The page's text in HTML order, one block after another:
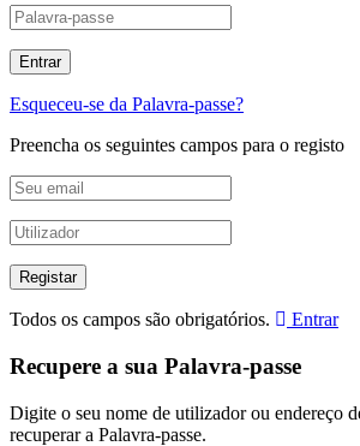
Esqueceu-se da Palavra-passe?
Preencha os seguintes campos para o registo
Todos os campos são obrigatórios. Entrar
Recupere a sua Palavra-passe
Digite o seu nome de utilizador ou endereço
recuperar a Palavra-passe.